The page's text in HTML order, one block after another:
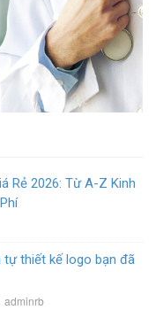
Rẻ 2026: Từ A-Z Kinh
thiết kế logo bạn đã
adminrb